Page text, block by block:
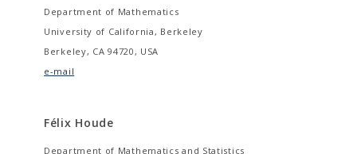
Department of Mathematics
University of California, Berkeley
Berkeley, CA 94720, USA
e-mail
Félix Houde
Department of Mathematics and Statistics